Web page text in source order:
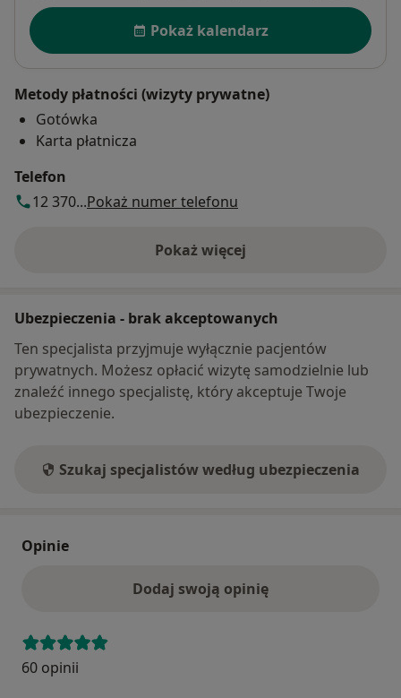
Dostępność
Pokaż kalendarz
Metody płatności (wizyty prywatne)
Gotówka
Karta płatnicza
Telefon
12 370...Pokaż numer telefonu
Pokaż więcej
o adresie
Ubezpieczenia - brak akceptowanych
Ten specjalista przyjmuje wyłącznie pacjentów
prywatnych. Możesz opłacić wizytę samodzielnie lub
znaleźć innego specjalistę, który akceptuje Twoje
ubezpieczenie.
Szukaj specjalistów według ubezpieczenia
Opinie
Dodaj swoją opinię
60 opinii